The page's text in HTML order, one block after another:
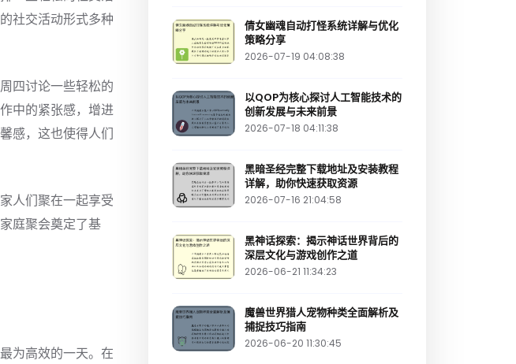
社交活动形式多种
四讨论一些轻松的
中的紧张感，增进
感，这也使得人们
人们聚在一起享受
庭聚会奠定了基
为高效的一天。在
倩女幽魂自动打怪系统详解与优化
策略分享
2026-07-19 04:08:38
以QOP为核心探讨人工智能技术的
创新发展与未来前景
2026-07-18 04:11:38
黑暗圣经完整下载地址及安装教程
详解，助你快速获取资源
2026-07-16 21:04:58
黑神话探索：揭示神话世界背后的
深层文化与游戏创作之道
2026-06-21 11:34:23
魔兽世界猎人宠物种类全面解析及
捕捉技巧指南
2026-06-20 11:30:45